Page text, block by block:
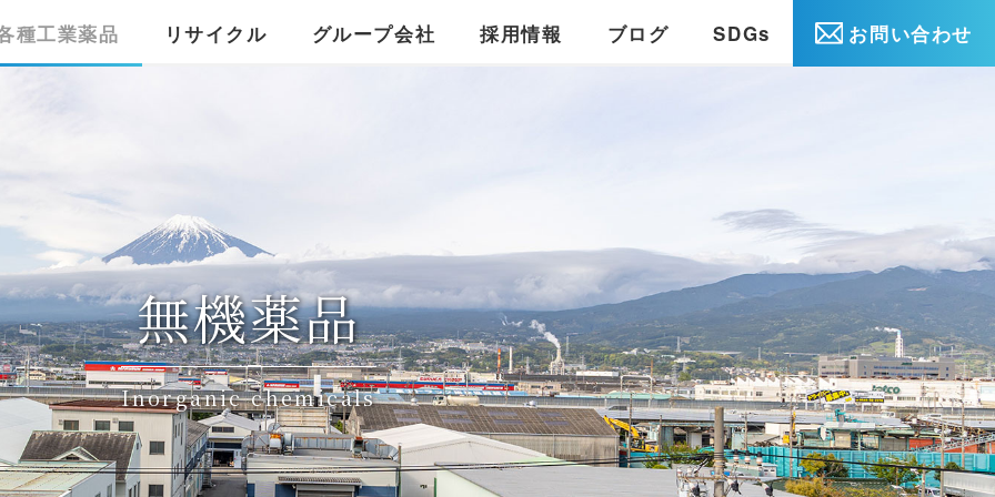
種工業薬品 リサイクル グループ会社 採用情報 ブログ SDGs お問い合わせ
無機薬品
Inorganic chemicals